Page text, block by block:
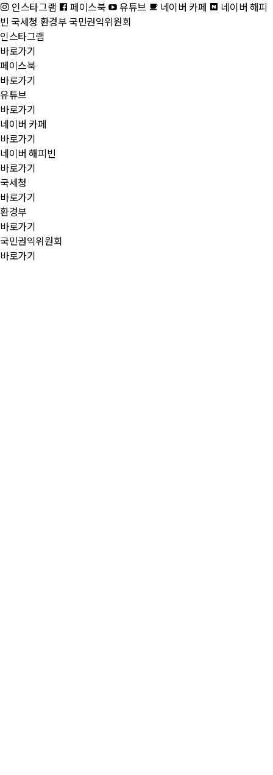
인스타그램
페이스북 유튜브 네이버 카페
네이버 해피
빈 국세청 환경부 국민권익위원회
인스타그램
바로가기
페이스북
바로가기
유튜브
바로가기
네이버 카페
바로가기
네이버 해피빈
바로가기
국세청
바로가기
환경부
바로가기
국민권익위원회
바로가기